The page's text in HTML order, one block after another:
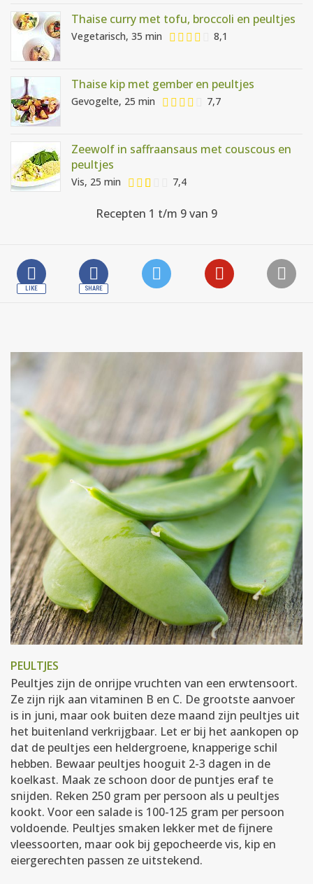
Thaise curry met tofu, broccoli en peultjes
Vegetarisch, 35 min 8,1
Thaise kip met gember en peultjes
Gevogelte, 25 min 7,7
Zeewolf in saffraansaus met couscous en
peultjes
Vis, 25 min 7,4
Recepten 1 t/m 9 van 9
PEULTJES
Peultjes zijn de onrijpe vruchten van een erwtensoort.
Ze zijn rijk aan vitaminen B en C. De grootste aanvoer
is in juni, maar ook buiten deze maand zijn peultjes uit
het buitenland verkrijgbaar. Let er bij het aankopen op
dat de peultjes een heldergroene, knapperige schil
hebben. Bewaar peultjes hooguit 2-3 dagen in de
koelkast. Maak ze schoon door de puntjes eraf te
snijden. Reken 250 gram per persoon als u peultjes
kookt. Voor een salade is 100-125 gram per persoon
voldoende. Peultjes smaken lekker met de fijnere
vleessoorten, maar ook bij gepocheerde vis, kip en
eiergerechten passen ze uitstekend.